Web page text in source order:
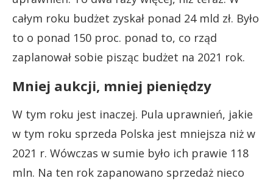
całym roku budżet zyskał ponad 24 mld zł. Było
to o ponad 150 proc. ponad to, co rząd
zaplanował sobie pisząc budżet na 2021 rok.
Mniej aukcji, mniej pieniędzy
W tym roku jest inaczej. Pula uprawnień, jakie
w tym roku sprzeda Polska jest mniejsza niż w
2021 r. Wówczas w sumie było ich prawie 118
mln. Na ten rok zapanowano sprzedaż nieco